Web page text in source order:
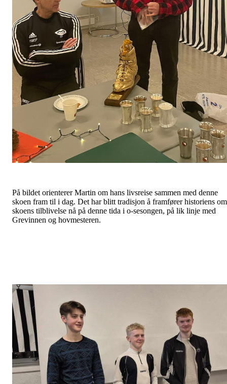
På bildet orienterer Martin om hans livsreise sammen med denne
skoen fram til i dag. Det har blitt tradisjon å framfører historiens om
skoens tilblivelse nå på denne tida i o-sesongen, på lik linje med
Grevinnen og hovmesteren.